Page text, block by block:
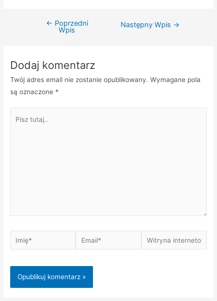
Nawigacja
← Poprzedni
Wpis
Następny Wpis →
Dodaj komentarz
Twój adres email nie zostanie opublikowany. Wymagane pola
są oznaczone *
Imię* Email*
Witryna
internetowa